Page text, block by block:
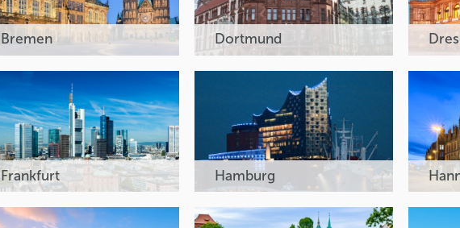
Bremen Dortmund
Frankfurt Hamburg